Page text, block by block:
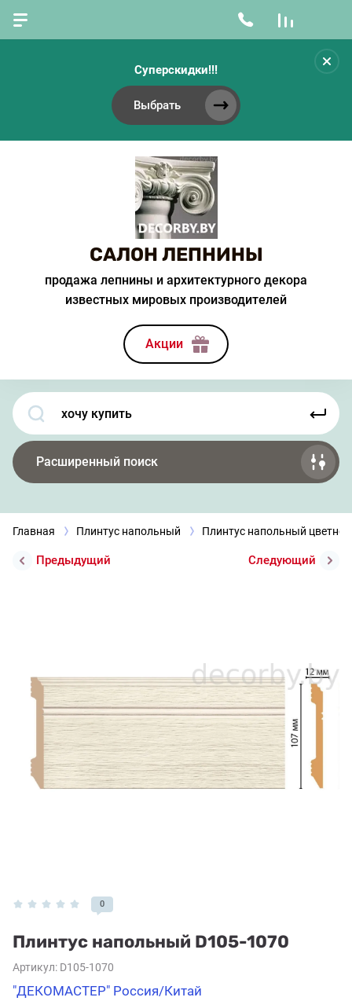
Суперскидки!!!
Выбрать
САЛОН ЛЕПНИНЫ
продажа лепнины и архитектурного декора
известных мировых производителей
Акции
Расширенный поиск
Главная Плинтус напольный Плинтус напольный
Предыдущий Следующий
0
Плинтус напольный D105-1070
Артикул: D105-1070
"ДЕКОМАСТЕР" Россия/Китай